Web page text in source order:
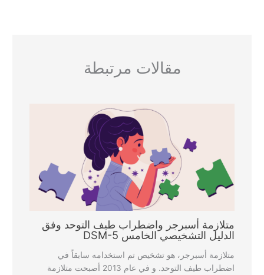
مقالات مرتبطة
متلازمة أسبرجر واضطراب طيف التوحد وفق
الدليل التشخيصي الخامس DSM-5
متلازمة أسبرجر، هو تشخيص تم استخدامه سابقاً في
اضطراب طيف التوحد. و في عام 2013 أصبحت متلازمة